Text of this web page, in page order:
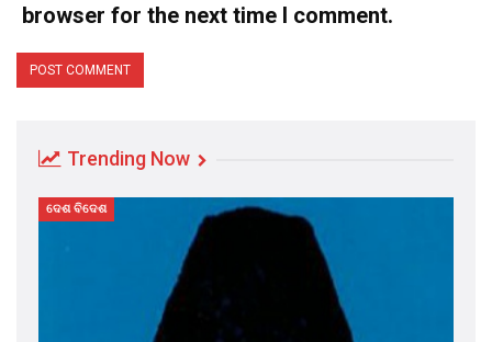
browser for the next time I comment.
Trending Now
ଦେଶ ବିଦେଶ